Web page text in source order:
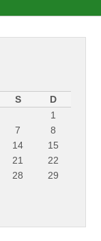
S
D
1
7
8
14
15
21
22
28
29